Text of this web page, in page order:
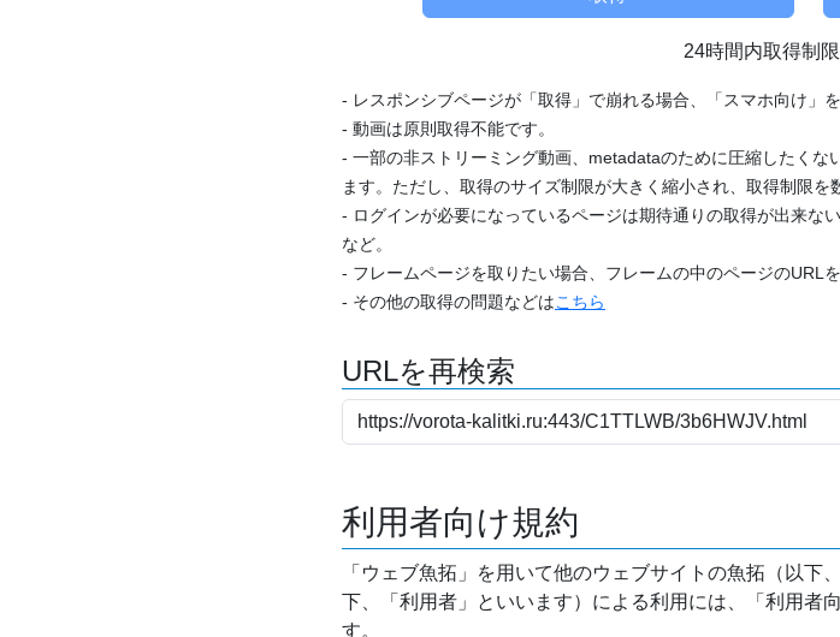
24時間内取得制
- レスポンシブページが「取得」で崩れる場合、「スマホ向け」を
- 動画は原則取得不能です。
- 一部の非ストリーミング動画、metadataのために圧縮したく
ます。ただし、取得のサイズ制限が大きく縮小され、取得制限を
- ログインが必要になっているページは期待通りの取得が出来な
など。
- フレームページを取りたい場合、フレームの中のページのURL
- その他の取得の問題などはこちら
URLを再検索
利用者向け規約
「ウェブ魚拓」を用いて他のウェブサイトの魚拓（以下
下、「利用者」といいます）による利用には、「利用者
す。